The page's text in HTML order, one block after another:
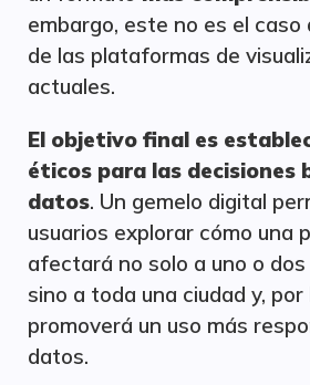
embargo, este no es el caso
de las plataformas de
actuales.
El objetivo final es
éticos para las decisiones
datos. Un gemelo digital
usuarios explorar cómo una
afectará no solo a uno o
sino a toda una ciudad y,
promoverá un uso más
datos.